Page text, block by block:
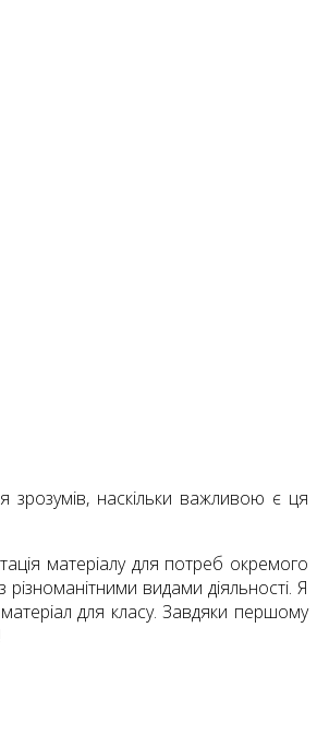
наскільки важливою є ця
матеріалу для потреб окремого
видами діяльності. Я
для класу. Завдяки першому